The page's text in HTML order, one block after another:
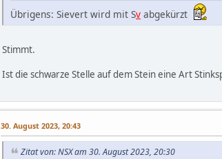
Übrigens: Sievert wird mit Sv abgekürzt
Stimmt.
Ist die schwarze Stelle auf dem Stein eine Art
30. August 2023, 20:43
Zitat von: NSX am 30. August 2023, 20:30